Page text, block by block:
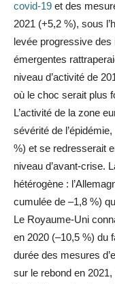
covid-19 et des
2021 (+5,2 %), sous
levée progressive
émergentes
niveau d’activité de
où le choc serait plus
L’activité de la zone
sévérité de
%) et se redresserait
niveau d’avant-crise.
hétérogène :
cumulée de –1,8 %)
Le Royaume-Uni
en 2020 (–10,5 %) du
durée des mesures
sur le rebond en